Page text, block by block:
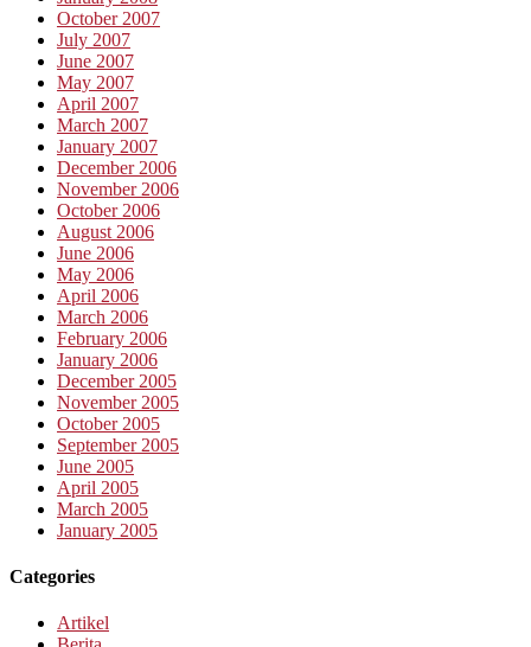
October 2007
July 2007
June 2007
May 2007
April 2007
March 2007
January 2007
December 2006
November 2006
October 2006
August 2006
June 2006
May 2006
April 2006
March 2006
February 2006
January 2006
December 2005
November 2005
October 2005
September 2005
June 2005
April 2005
March 2005
January 2005
Categories
Artikel